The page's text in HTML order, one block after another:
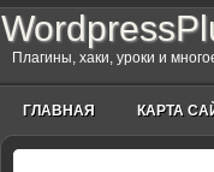
Плагины, хаки, уроки и
ГЛАВНАЯ КАРТА